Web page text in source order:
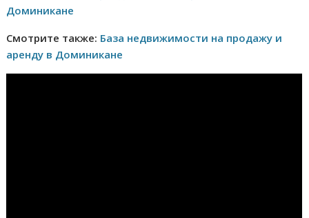
Доминикане
Смотрите также: База недвижимости на продажу и
аренду в Доминикане